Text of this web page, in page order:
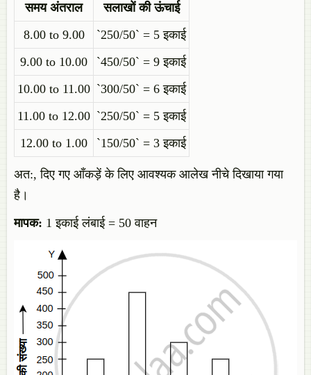
समय अंतराल
सलाखों की ऊंचाई
8.00 to 9.00
`250/50` = 5 इकाई
9.00 to 10.00
`450/50` = 9 इकाई
10.00 to 11.00 `300/50` = 6 इकाई
11.00 to 12.00 `250/50` = 5 इकाई
12.00 to 1.00
`150/50` = 3 इकाई
अत:, दिए गए आँकड़ें के लिए आवश्यक आलेख नीचे दिखाया गया
है।
मापक: 1 इकाई लंबाई = 50 वाहन